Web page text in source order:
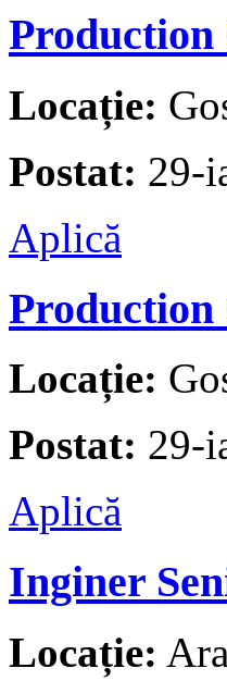
Locație:
Postat: 29-
Aplică
Locație:
Postat: 29-
Aplică
Inginer
Locație: